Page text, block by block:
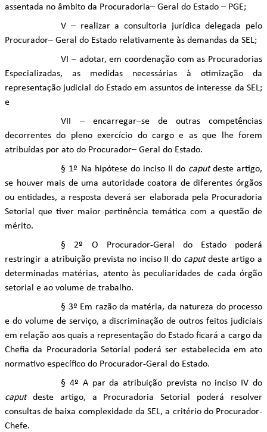
assentada no âmbito da Procuradoria– Geral do Estado – PGE;
V – realizar a consultoria jurídica delegada pelo
Procurador– Geral do Estado relativamente às demandas da SEL;
VI – adotar, em coordenação com as Procuradorias
Especializadas, as medidas necessárias à otimização da
representação judicial do Estado em assuntos de interesse da SEL;
e
VII – encarregar–se de outras competências
decorrentes do pleno exercício do cargo e as que lhe forem
atribuídas por ato do Procurador– Geral do Estado.
§ 1º Na hipótese do inciso II do caput deste artigo,
se houver mais de uma autoridade coatora de diferentes órgãos
ou entidades, a resposta deverá ser elaborada pela Procuradoria
Setorial que tiver maior pertinência temática com a questão de
mérito.
§ 2º O Procurador-Geral do Estado poderá
restringir a atribuição prevista no inciso II do caputdeste artigo a
determinadas matérias, atento às peculiaridades de cada órgão
setorial e ao volume de trabalho.
§ 3º Em razão da matéria, da natureza do processo
e do volume de serviço, a discriminação de outros feitos judiciais
em relação aos quais a representação do Estado ficará a cargo da
Chefia da Procuradoria Setorial poderá ser estabelecida em ato
normativo específico do Procurador-Geral do Estado.
§ 4º A par da atribuição prevista no inciso IV do
caputdeste artigo, a Procuradoria Setorial poderá resolver
consultas de baixa complexidade da SEL, a critério do Procurador-
Chefe.